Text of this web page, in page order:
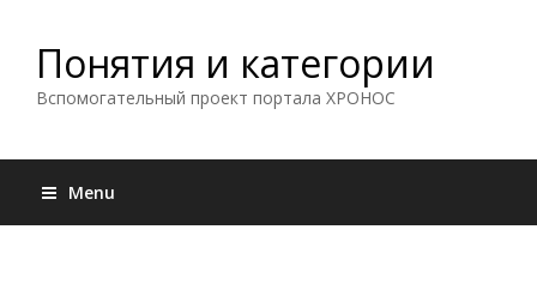
Понятия и категории
Вспомогательный проект портала ХРОНОС
Menu